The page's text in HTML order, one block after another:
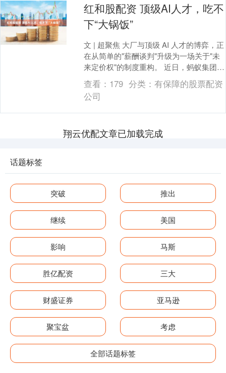
红和股配资 顶级AI人才，吃不
下“大锅饭”
文 | 超聚焦 大厂与顶级 AI 人才的博弈，正
在从简单的"薪酬谈判"升级为一场关于"未
来定价权"的制度重构。 近日，蚂蚁集团
CEO 韩歆毅发布全员信，正式推....
查看： 179 分类： 有保障的股票配资
公司
翔云优配文章已加载完成
话题标签
突破 推出
继续 美国
影响 马斯
胜亿配资 三大
财盛证券 亚马逊
聚宝盆 考虑
全部话题标签